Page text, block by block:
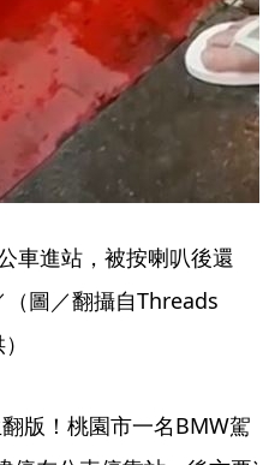
車進站，被按喇叭後還
圖／翻攝自Threads
版！桃園市一名BMW駕